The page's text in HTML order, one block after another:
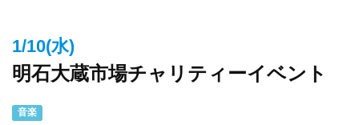
1/10(水)
明石大蔵市場チャリティーイベント
音楽